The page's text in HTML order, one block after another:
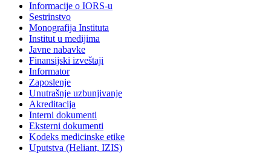
Informacije o IORS-u
Sestrinstvo
Monografija Instituta
Institut u medijima
Javne nabavke
Finansijski izveštaji
Informator
Zaposlenje
Unutrašnje uzbunjivanje
Akreditacija
Interni dokumenti
Eksterni dokumenti
Kodeks medicinske etike
Uputstva (Heliant, IZIS)